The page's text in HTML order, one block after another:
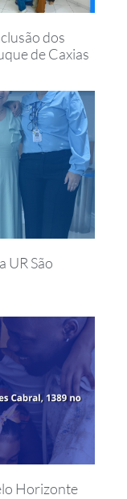
dos
de Caxias
UR São
Horizonte